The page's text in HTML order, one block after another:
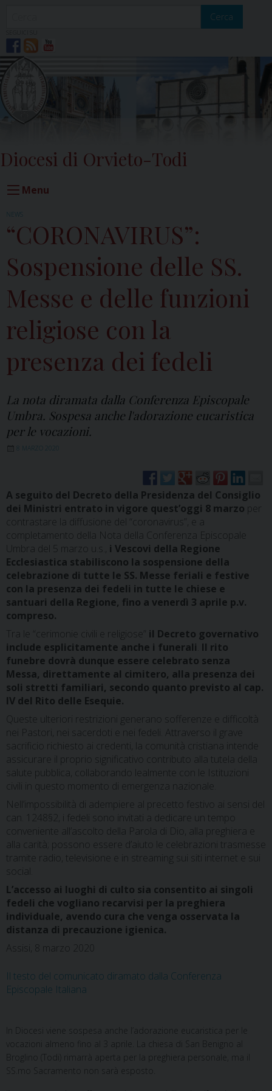
Cerca
Diocesi di Orvieto-Todi
Menu
NEWS
“CORONAVIRUS”:
Sospensione delle SS.
Messe e delle funzioni
religiose con la
presenza dei fedeli
La nota diramata dalla Conferenza Episcopale
Umbra. Sospesa anche l'adorazione eucaristica
per le vocazioni.
8 MARZO 2020
A seguito del Decreto della Presidenza del Consiglio
dei Ministri entrato in vigore quest’oggi 8 marzo per
contrastare la diffusione del “coronavirus”, e a
completamento della Nota della Conferenza Episcopale
Umbra del 5 marzo u.s., i Vescovi della Regione
Ecclesiastica stabiliscono la sospensione della
celebrazione di tutte le SS. Messe feriali e festive
con la presenza dei fedeli in tutte le chiese e
santuari della Regione, fino a venerdì 3 aprile p.v.
compreso.
Tra le “cerimonie civili e religiose” il Decreto governativo
include esplicitamente anche i funerali Il rito
funebre dovrà dunque essere celebrato senza
Messa, direttamente al cimitero, alla presenza dei
soli stretti familiari, secondo quanto previsto al cap.
IV del Rito delle Esequie.
Queste ulteriori restrizioni generano sofferenze e difficoltà
nei Pastori, nei sacerdoti e nei fedeli. Attraverso il grave
sacrificio richiesto ai credenti, la comunità cristiana intende
assicurare il proprio significativo contributo alla tutela della
salute pubblica, collaborando lealmente con le Istituzioni
civili in questo momento di emergenza nazionale.
Nell’impossibilità di adempiere al precetto festivo ai sensi del
can. 1248§2, i fedeli sono invitati a dedicare un tempo
conveniente all’ascolto della Parola di Dio, alla preghiera e
alla carità; possono essere d’aiuto le celebrazioni trasmesse
tramite radio, televisione e in streaming sui siti internet e sui
social.
L’accesso ai luoghi di culto sia consentito ai singoli
fedeli che vogliano recarvisi per la preghiera
individuale, avendo cura che venga osservata la
distanza di precauzione igienica.
Assisi, 8 marzo 2020
Il testo del comunicato diramato dalla Conferenza
Episcopale Italiana
In Diocesi viene sospesa anche l’adorazione eucaristica per le
vocazioni almeno fino al 3 aprile. La chiesa di San Benigno al
Broglino (Todi) rimarrà aperta per la preghiera personale, ma il
SS.mo Sacramento non sarà esposto.